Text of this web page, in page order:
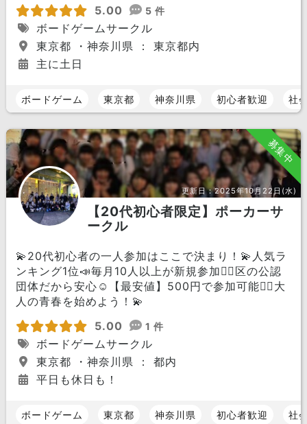
5.00
5 件
ボードゲームサークル
東京都 ・神奈川県 ： 東京都内
主に土日
ボードゲーム 東京都 神奈川県 初心者歓迎 社
募集中
更新日：2025年10月22日(水)
【20代初心者限定】ポーカーサ
ークル
💫20代初心者の一人参加はここで決まり！💫人気ラ
ンキング1位📣毎月10人以上が新規参加🏃‍♀️区の公認
団体だから安心☺️【最安値】500円で参加可能🙆‍♀️大
人の青春を始めよう！💫
5.00
1 件
ボードゲームサークル
東京都 ・神奈川県 ： 都内
平日も休日も！
ボードゲーム 東京都 神奈川県 初心者歓迎 社